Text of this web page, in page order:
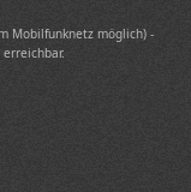
Mobilfunknetz möglich) -